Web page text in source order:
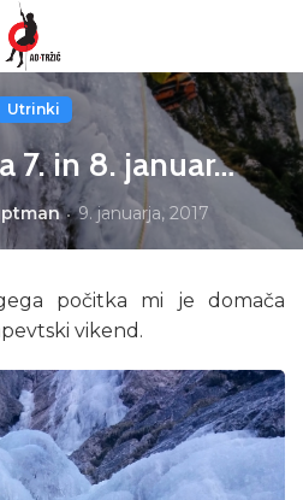
Utrinki
7. in 8. januar…
9. januarja, 2017
počitka mi je domača
vikend.